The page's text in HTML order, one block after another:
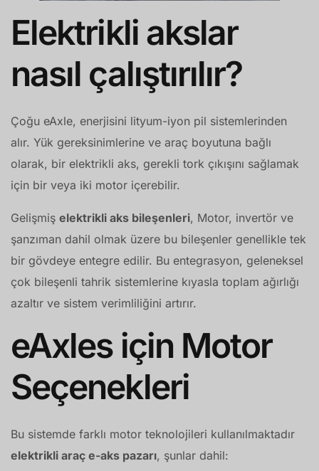
Elektrikli akslar
nasıl çalıştırılır?
Çoğu eAxle, enerjisini lityum-iyon pil sistemlerinden
alır. Yük gereksinimlerine ve araç boyutuna bağlı
olarak, bir elektrikli aks, gerekli tork çıkışını sağlamak
için bir veya iki motor içerebilir.
Gelişmiş elektrikli aks bileşenleri, Motor, invertör ve
şanzıman dahil olmak üzere bu bileşenler genellikle tek
bir gövdeye entegre edilir. Bu entegrasyon, geleneksel
çok bileşenli tahrik sistemlerine kıyasla toplam ağırlığı
azaltır ve sistem verimliliğini artırır.
eAxles için Motor
Seçenekleri
Bu sistemde farklı motor teknolojileri kullanılmaktadır
elektrikli araç e-aks pazarı, şunlar dahil: